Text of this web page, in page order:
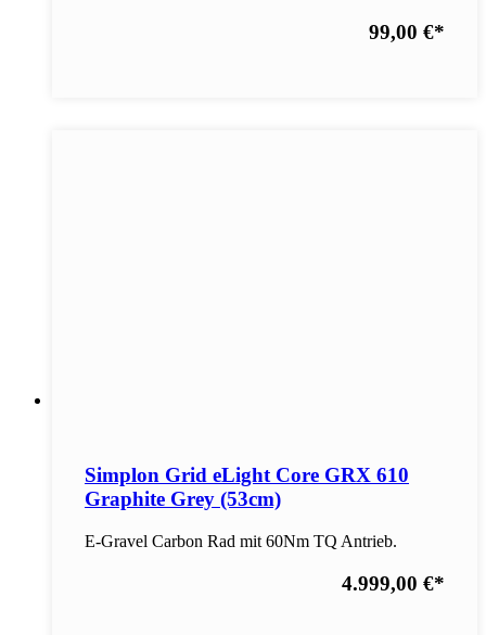
99,00 €*
Simplon Grid eLight Core GRX 610
Graphite Grey (53cm)
E-Gravel Carbon Rad mit 60Nm TQ Antrieb.
4.999,00 €*